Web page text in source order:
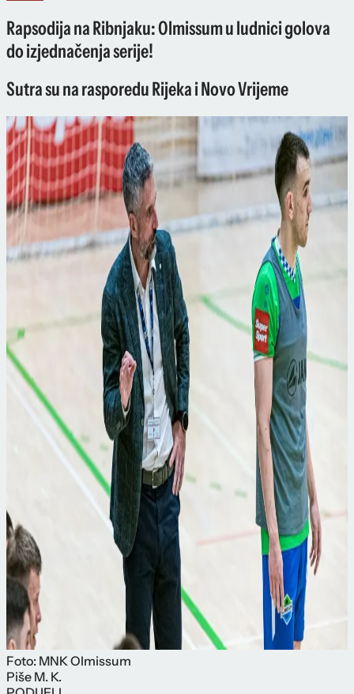
Rapsodija na Ribnjaku: Olmissum u ludnici golova
do izjednačenja serije!
Sutra su na rasporedu Rijeka i Novo Vrijeme
Foto: MNK Olmissum
Piše M. K.